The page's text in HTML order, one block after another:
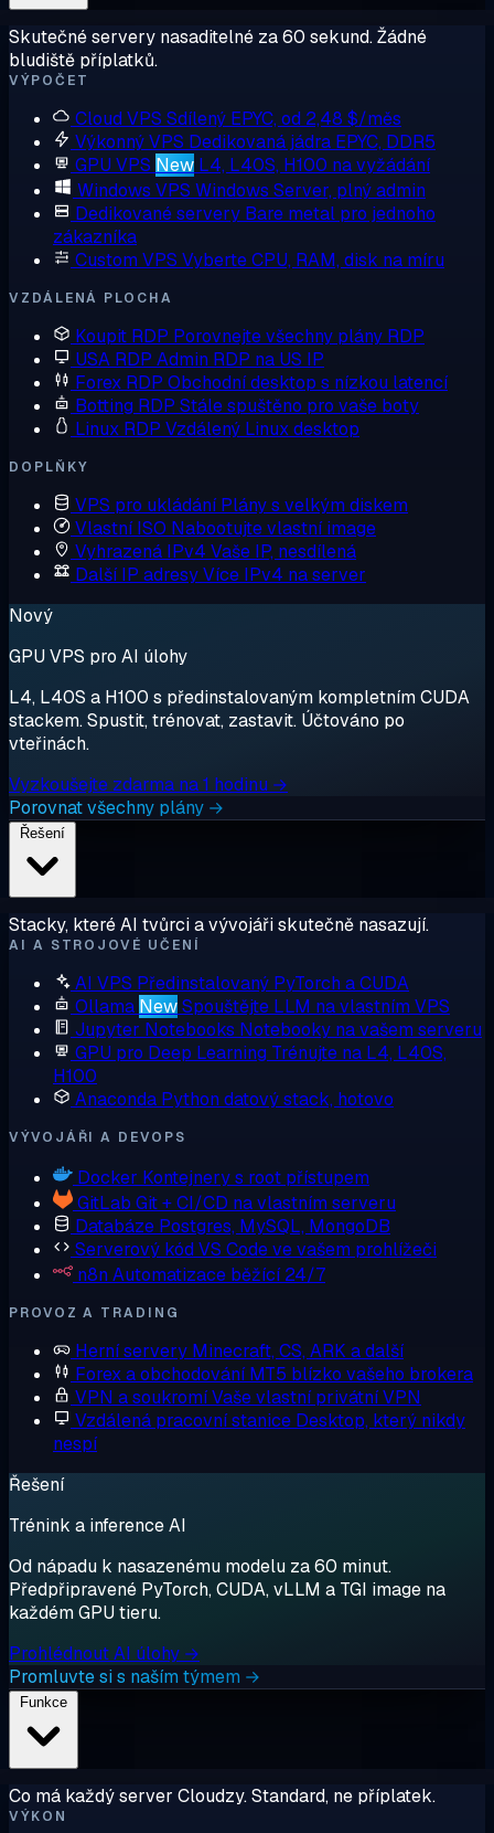
Skutečné servery nasaditelné za 60 sekund. Žádné
bludiště příplatků.
VÝPOČET
Cloud VPS Sdílený EPYC, od 2,48 $/měs
Výkonný VPS Dedikovaná jádra EPYC, DDR5
GPU VPS New L4, L40S, H100 na vyžádání
Windows VPS Windows Server, plný admin
Dedikované servery Bare metal pro jednoho
zákazníka
Custom VPS Vyberte CPU, RAM, disk na míru
VZDÁLENÁ PLOCHA
Koupit RDP Porovnejte všechny plány RDP
USA RDP Admin RDP na US IP
Forex RDP Obchodní desktop s nízkou latencí
Botting RDP Stále spuštěno pro vaše boty
Linux RDP Vzdálený Linux desktop
DOPLŇKY
VPS pro ukládání Plány s velkým diskem
Vlastní ISO Nabootujte vlastní image
Vyhrazená IPv4 Vaše IP, nesdílená
Další IP adresyVíce IPv4 na server
Nový
GPU VPS pro AI úlohy
L4, L40S a H100 s předinstalovaným kompletním CUDA
stackem. Spustit, trénovat, zastavit. Účtováno po
vteřinách.
Vyzkoušejte zdarma na 1 hodinu →
Porovnat všechny plány →
Stacky, které AI tvůrci a vývojáři skutečně nasazují.
AI A STROJOVÉ UČENÍ
AI VPS Předinstalovaný PyTorch a CUDA
Ollama NewSpouštějte LLM na vlastním VPS
Jupyter Notebooks Notebooky na vašem serveru
GPU pro Deep Learning Trénujte na L4, L40S,
H100
Anaconda Python datový stack, hotovo
VÝVOJÁŘI A DEVOPS
Docker Kontejnery s root přístupem
GitLab Git + CI/CD na vlastním serveru
Databáze Postgres, MySQL, MongoDB
Serverový kód VS Code ve vašem prohlížeči
n8n Automatizace běžící 24/7
PROVOZ A TRADING
Herní servery Minecraft, CS, ARK a další
Forex a obchodování MT5 blízko vašeho brokera
VPN a soukromíVaše vlastní privátní VPN
Vzdálená pracovní stanice Desktop, který nikdy
nespí
Řešení
Trénink a inference AI
Od nápadu k nasazenému modelu za 60 minut.
Předpřipravené PyTorch, CUDA, vLLM a TGI image na
každém GPU tieru.
Prohlédnout AI úlohy →
Promluvte si s naším týmem →
Co má každý server Cloudzy. Standard, ne příplatek.
VÝKON